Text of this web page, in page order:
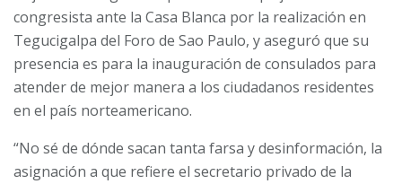
congresista ante la Casa Blanca por la realización en
Tegucigalpa del Foro de Sao Paulo, y aseguró que su
presencia es para la inauguración de consulados para
atender de mejor manera a los ciudadanos residentes
en el país norteamericano.
“No sé de dónde sacan tanta farsa y desinformación, la
asignación a que refiere el secretario privado de la